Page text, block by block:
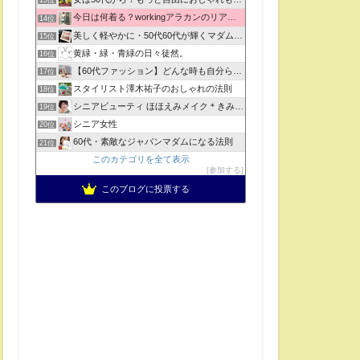
14位 今日は何着る？workingアラカンのリアルコーデ
15位 美しく軽やかに・50代60代が輝くマダムの魅力アップ術
16位 黄緑・緑・青緑の日々徒然。
17位 【60代ファッション】どんな時も自分らしくいられる服
18位 スタイリスト澤木祐子のおしゃれの法則
19位 シニアビューティ ほほえみメイク＊きみ…
20位 シニア女性
21位
60代・素敵なジャパンマダムになる法則
このカテゴリを全て表示
参加する
このブログに投票する